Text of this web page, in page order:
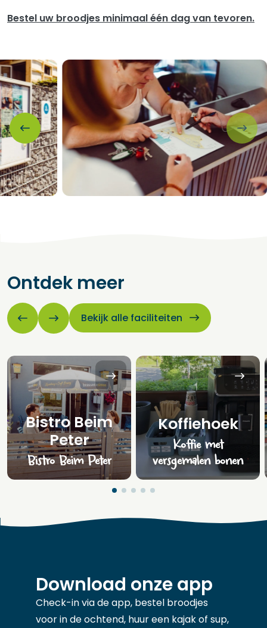
Bestel uw broodjes minimaal één dag van tevoren.
Ontdek meer
Bekijk alle faciliteiten
Bistro Beim
Peter
Bistro Beim Peter
Koffiehoek
Koffie met
versgemalen bonen
Download onze app
Check-in via de app, bestel broodjes
voor in de ochtend, huur een kajak of sup,